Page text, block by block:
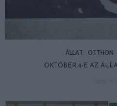
ÁLLAT OTTHON
OKTÓBER 4-E AZ